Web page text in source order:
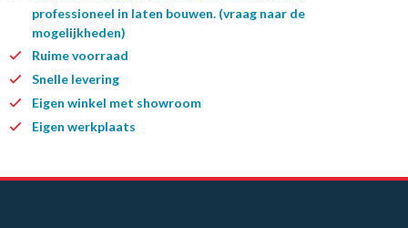
professioneel in laten bouwen. (vraag naar de
mogelijkheden)
Ruime voorraad
Snelle levering
Eigen winkel met showroom
Eigen werkplaats